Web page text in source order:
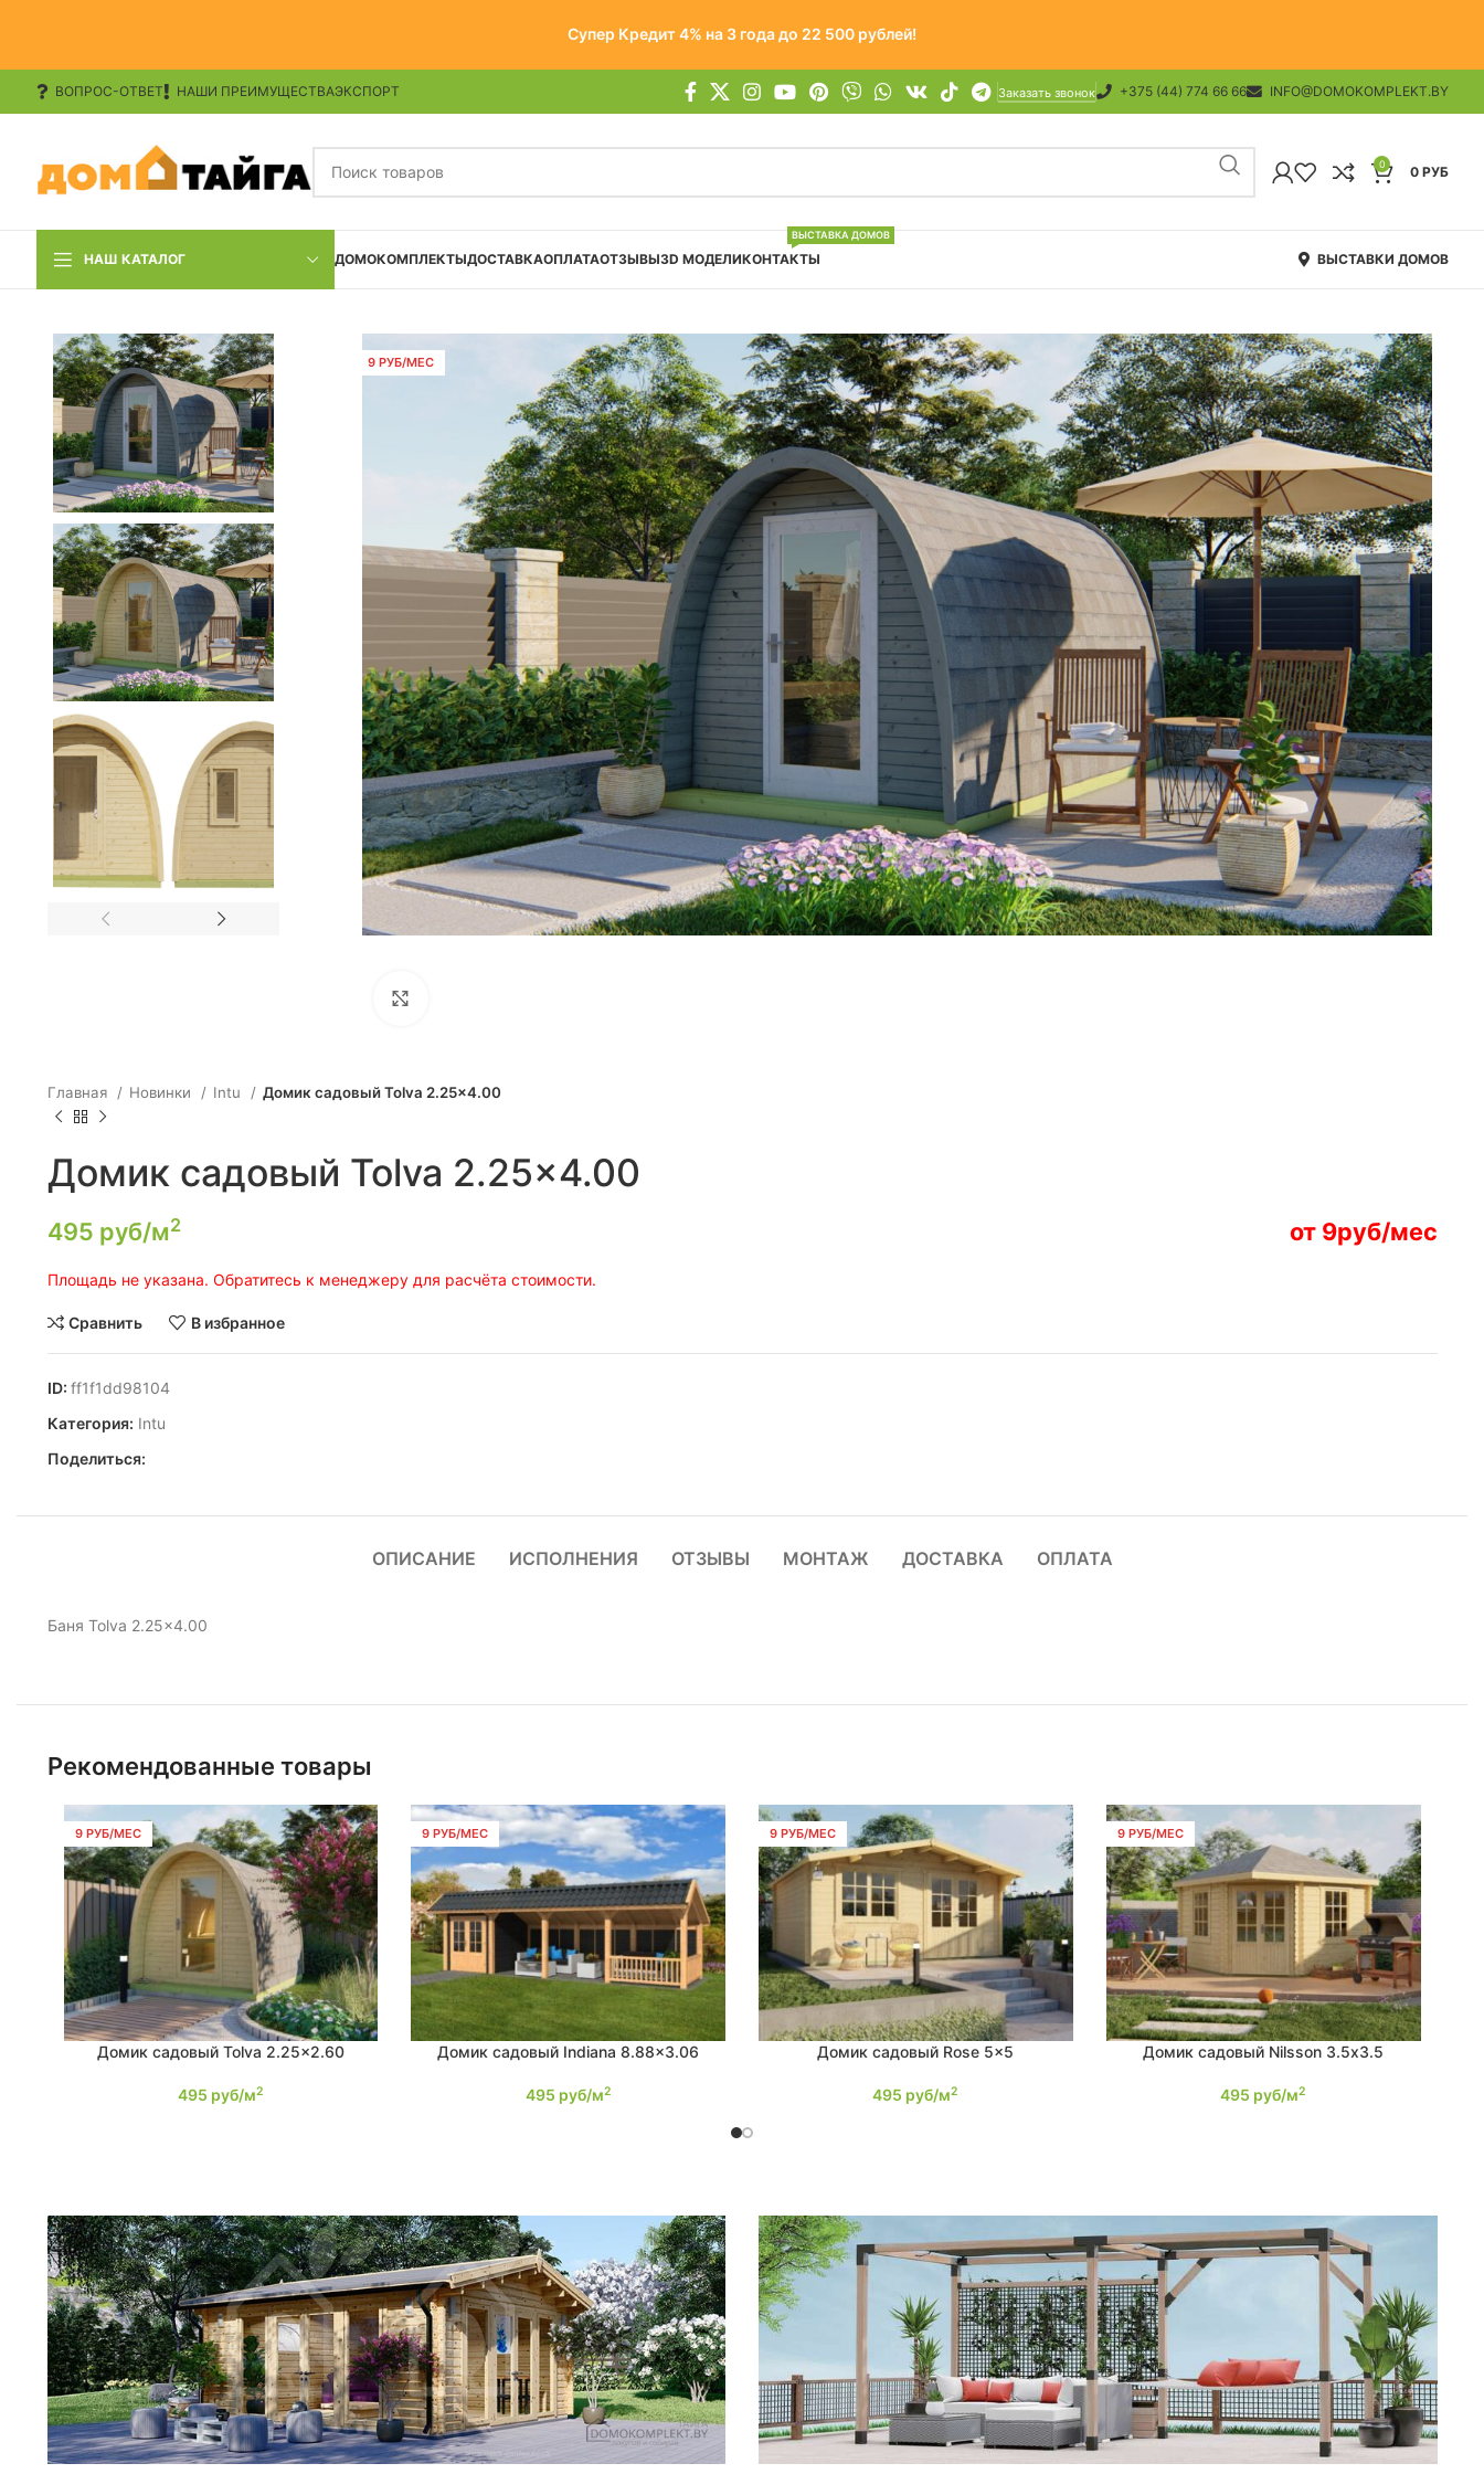
Супер Кредит 4% на 3 года до 22 500 рублей!
ВОПРОС-ОТВЕТ НАШИ ПРЕИМУЩЕСТВАЭКСПОРТ Заказать звонок +375 (44) 774 66 66 INFO@DOMOKOMPLEKT.BY
0 0 РУБ
НАШ КАТАЛОГ ДОМОКОМПЛЕКТЫДОСТАВКАОПЛАТАОТЗЫВЫ3D МОДЕЛИКОНТАКТЫ
ВЫСТАВКА ДОМОВ
ВЫСТАВКИ ДОМОВ
9 РУБ/МЕС
Главная Новинки Intu Домик садовый Tolva 2.25×4.00
Домик садовый Tolva 2.25×4.00
495 руб/м2 от 9руб/мес
Площадь не указана. Обратитесь к менеджеру для расчёта стоимости.
Сравнить В избранное
ID: ff1f1dd98104
Категория: Intu
Поделиться:
ОПИСАНИЕ ИСПОЛНЕНИЯ ОТЗЫВЫ МОНТАЖ ДОСТАВКА ОПЛАТА
Баня Tolva 2.25×4.00
Рекомендованные товары
9 РУБ/МЕС
ПОДРОБНЕЕ
Домик садовый Tolva 2.25×2.60
495 руб/м2
9 РУБ/МЕС
ПОДРОБНЕЕ
Домик садовый Indiana 8.88×3.06
495 руб/м2
9 РУБ/МЕС
ПОДРОБНЕЕДомик садовый Rose 5×5
495 руб/м2
9 РУБ/МЕС
ПОДРОБНЕЕ
Домик садовый Nilsson 3.5х3.5
495 руб/м2